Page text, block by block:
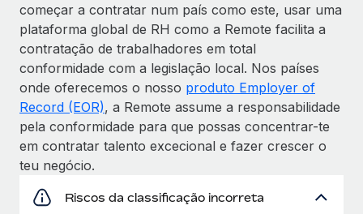
começar a contratar num país como este, usar uma
plataforma global de RH como a Remote facilita a
contratação de trabalhadores em total
conformidade com a legislação local. Nos países
onde oferecemos o nosso produto Employer of
Record (EOR), a Remote assume a responsabilidade
pela conformidade para que possas concentrar-te
em contratar talento excecional e fazer crescer o
teu negócio.
Riscos da classificação incorreta